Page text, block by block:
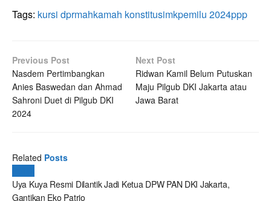
Tags: kursi dprmahkamah konstitusimkpemilu 2024ppp
Previous Post
Nasdem Pertimbangkan
Anies Baswedan dan Ahmad
Sahroni Duet di Pilgub DKI
2024
Next Post
Ridwan Kamil Belum Putuskan
Maju Pilgub DKI Jakarta atau
Jawa Barat
Related Posts
Uya Kuya Resmi Dilantik Jadi Ketua DPW PAN DKI Jakarta,
Gantikan Eko Patrio